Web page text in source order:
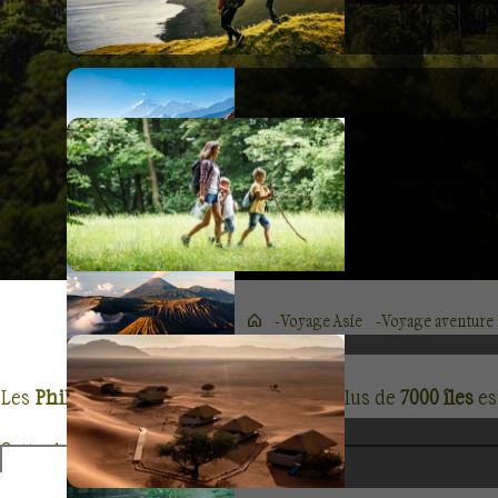
Voyage Asie Voyage
Les Philippinessont vaste archipel de plus de 7000 îles
Cette destination, encore peu connue des voyageurs,